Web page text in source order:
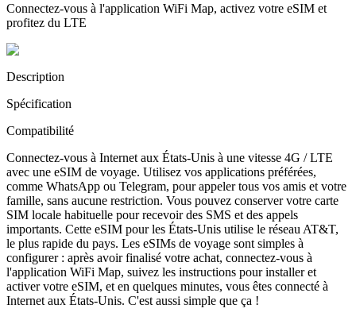
Connectez-vous à l'application WiFi Map, activez votre eSIM et
profitez du LTE
Description
Spécification
Compatibilité
Connectez-vous à Internet aux États-Unis à une vitesse 4G / LTE
avec une eSIM de voyage. Utilisez vos applications préférées,
comme WhatsApp ou Telegram, pour appeler tous vos amis et votre
famille, sans aucune restriction. Vous pouvez conserver votre carte
SIM locale habituelle pour recevoir des SMS et des appels
importants. Cette eSIM pour les États-Unis utilise le réseau AT&T,
le plus rapide du pays. Les eSIMs de voyage sont simples à
configurer : après avoir finalisé votre achat, connectez-vous à
l'application WiFi Map, suivez les instructions pour installer et
activer votre eSIM, et en quelques minutes, vous êtes connecté à
Internet aux États-Unis. C'est aussi simple que ça !